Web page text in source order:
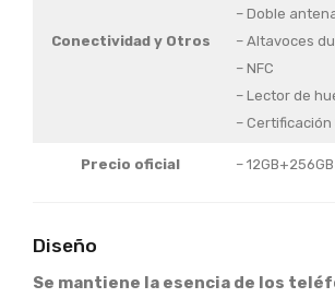
Conectividad y Otros
– Doble
– Altavoces
– NFC
– Lector de
– Certificación
Precio oficial –
Diseño
Se mantiene la esencia de los